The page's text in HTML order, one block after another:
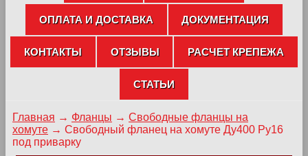
ОПЛАТА И ДОСТАВКА ДОКУМЕНТАЦИЯ
КОНТАКТЫ ОТЗЫВЫ РАСЧЕТ КРЕПЕЖА
СТАТЬИ
Главная → Фланцы → Свободные фланцы на
хомуте → Свободный фланец на хомуте Ду400 Ру16
под приварку